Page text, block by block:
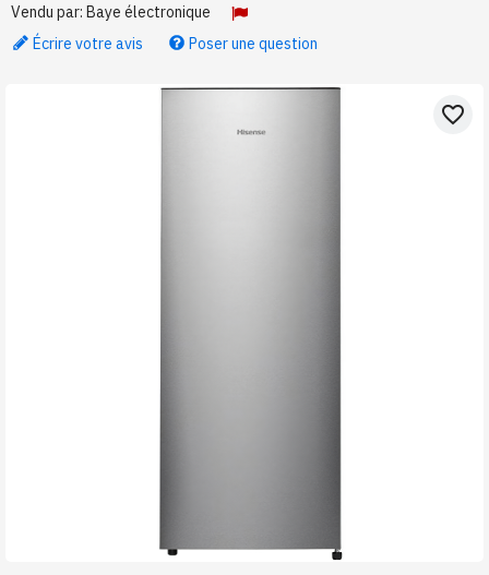
Vendu par: Baye électronique
Écrire votre avis
Poser une question
favorite_border